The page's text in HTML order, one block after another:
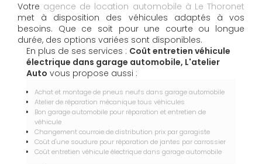
Votre agence de location automobile à Le Thoronet
met à disposition des véhicules adaptés à vos
besoins. Que ce soit pour une courte ou longue
durée, des options variées sont disponibles.
En plus de ses services : Coût entretien véhicule
électrique dans garage automobile, L'atelier
Auto vous propose aussi :
Achat et montage de pneus neufs dans garage automobile
Atelier de réparation mécanique tous véhicules
Bon garage automobile pour réparation et entretien de
véhicule
Changement courroie de distribution prix par garagiste
Coût d'une soudure pour réparation de jantes par carrossier
Coût entretien véhicule électrique dans garage automobile